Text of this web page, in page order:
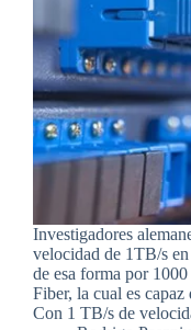
Investigadores
velocidad de 1TB/s
de esa forma por
Fiber, la cual es
Con 1 TB/s de